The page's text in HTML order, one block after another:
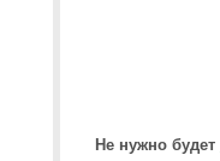
Не нужно будет